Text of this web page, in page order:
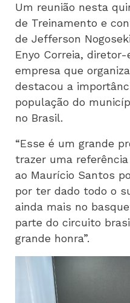
Um reunião nesta
de Treinamento e
de Jefferson
Enyo Correia,
empresa que
destacou a
população do
no Brasil.
“Esse é um grande
trazer uma
ao Maurício Santos
por ter dado todo o
ainda mais no
parte do circuito
grande honra”.